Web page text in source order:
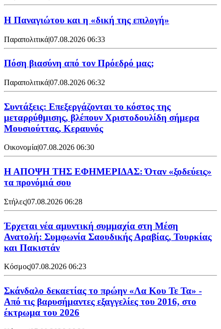
Η Παναγιώτου και η «δική της επιλογή»
Παραπολιτικά|07.08.2026 06:33
Πόση βιασύνη από τον Πρόεδρό μας;
Παραπολιτικά|07.08.2026 06:32
Συντάξεις: Επεξεργάζονται το κόστος της
μεταρρύθμισης, βλέπουν Χριστοδουλίδη σήμερα
Μουσιούττας, Κεραυνός
Οικονομία|07.08.2026 06:30
Η ΑΠΟΨΗ ΤΗΣ ΕΦΗΜΕΡΙΔΑΣ: Όταν «ξοδεύεις»
τα προνόμιά σου
Στήλες|07.08.2026 06:28
Έρχεται νέα αμυντική συμμαχία στη Μέση
Ανατολή: Συμφωνία Σαουδικής Αραβίας, Τουρκίας
και Πακιστάν
Κόσμος|07.08.2026 06:23
Σκάνδαλο δεκαετίας το πρώην «Λα Κου Τε Τα» -
Από τις βαρυσήμαντες εξαγγελίες του 2016, στο
έκτρωμα του 2026